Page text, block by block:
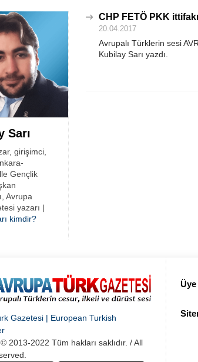
Sarı
girişimci,
Gençlik
Avrupa
yazarı |
kimdir?
CHP FETÖ PKK ittifakı
20.04.2017
Avrupalı Türklerin sesi
Kubilay Sarı yazdı.
Gazetesi | European Turkish
2013-2022 Tüm hakları saklıdır. / All
Üye